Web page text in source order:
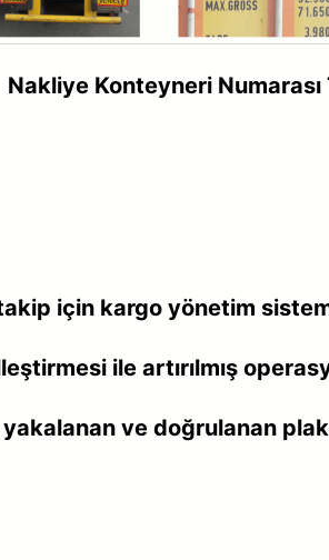
Nakliye Konteyneri Numarası
için kargo yönetim
ile artırılmış
ve doğrulanan